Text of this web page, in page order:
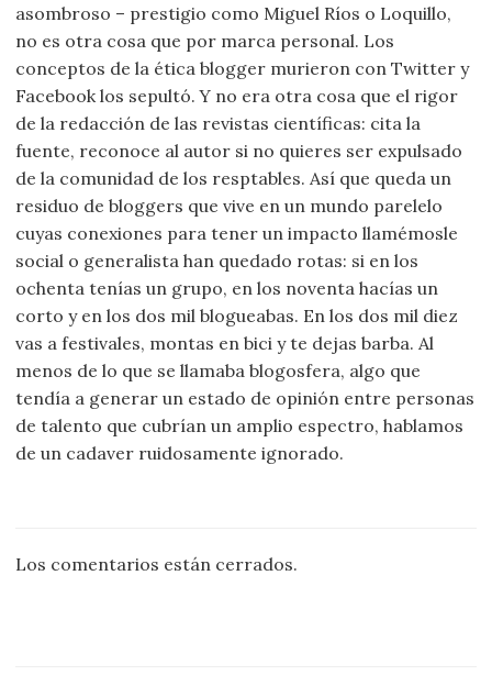
asombroso – prestigio como Miguel Ríos o Loquillo,
no es otra cosa que por marca personal. Los
conceptos de la ética blogger murieron con Twitter y
Facebook los sepultó. Y no era otra cosa que el rigor
de la redacción de las revistas científicas: cita la
fuente, reconoce al autor si no quieres ser expulsado
de la comunidad de los resptables. Así que queda un
residuo de bloggers que vive en un mundo parelelo
cuyas conexiones para tener un impacto llamémosle
social o generalista han quedado rotas: si en los
ochenta tenías un grupo, en los noventa hacías un
corto y en los dos mil blogueabas. En los dos mil diez
vas a festivales, montas en bici y te dejas barba. Al
menos de lo que se llamaba blogosfera, algo que
tendía a generar un estado de opinión entre personas
de talento que cubrían un amplio espectro, hablamos
de un cadaver ruidosamente ignorado.
Los comentarios están cerrados.